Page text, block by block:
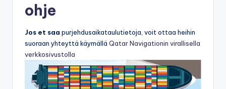
ohje
Jos et saa purjehdusaikataulutietoja, voit ottaa heihin
suoraan yhteyttä käymällä Qatar Navigationin virallisella
verkkosivustolla